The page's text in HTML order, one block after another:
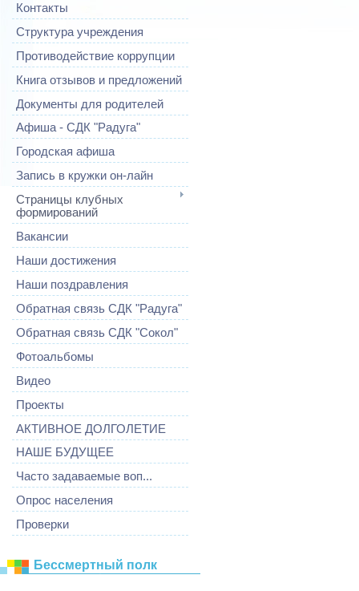
Контакты
Структура учреждения
Противодействие коррупции
Книга отзывов и предложений
Документы для родителей
Афиша - СДК "Радуга"
Городская афиша
Запись в кружки он-лайн
Страницы клубных
формирований
Вакансии
Наши достижения
Наши поздравления
Обратная связь СДК "Радуга"
Обратная связь СДК "Сокол"
Фотоальбомы
Видео
Проекты
АКТИВНОЕ ДОЛГОЛЕТИЕ
НАШЕ БУДУЩЕЕ
Часто задаваемые воп...
Опрос населения
Проверки
Бессмертный полк